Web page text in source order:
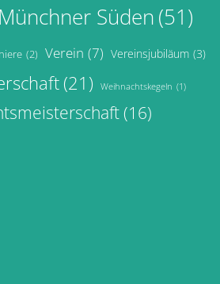
Süden(51)
(2) Verein (7) Vereinsjubiläum (3)
(21) Weihnachtskegeln (1)
(16)